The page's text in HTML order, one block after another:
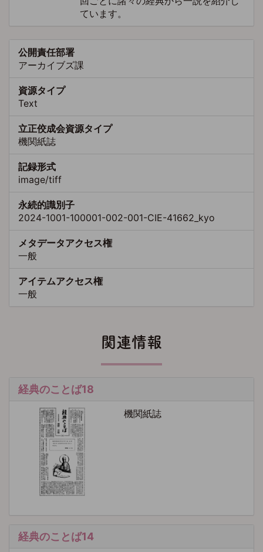
ています。
公開責任部署
アーカイブズ課
資源タイプ
Text
立正佼成会資源タイプ
機関紙誌
記録形式
image/tiff
永続的識別子
2024-1001-100001-002-001-CIE-41662_kyo
メタデータアクセス権
一般
アイテムアクセス権
一般
関連情報
経典のことば18
機関紙誌
経典のことば14